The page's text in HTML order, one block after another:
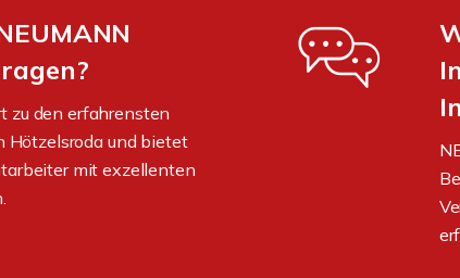
zu den erfahrensten
Hötzelsroda und bietet
mit exzellenten